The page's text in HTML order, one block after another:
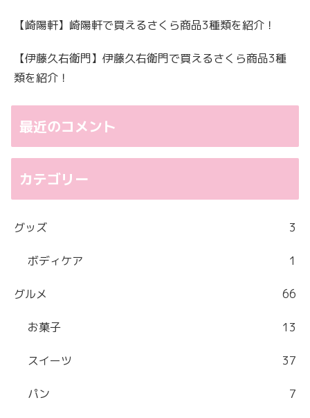
【崎陽軒】崎陽軒で買えるさくら商品3種類を紹介！
【伊藤久右衛門】伊藤久右衛門で買えるさくら商品3種
類を紹介！
最近のコメント
カテゴリー
グッズ 3
ボディケア 1
グルメ 66
お菓子 13
スイーツ 37
パン 7